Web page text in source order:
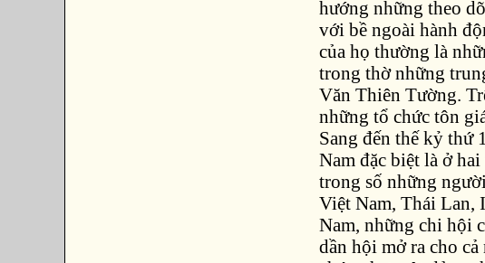
hướng những theo
với bề ngoài hành
của họ thường là
trong thờ những
Văn Thiên Tường.
những tổ chức tôn
Sang đến thế kỷ thứ
Nam đặc biệt là ở
trong số những
Việt Nam, Thái Lan,
Nam, những chi hội
dần hội mở ra cho